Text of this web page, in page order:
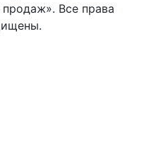
продаж». Все права